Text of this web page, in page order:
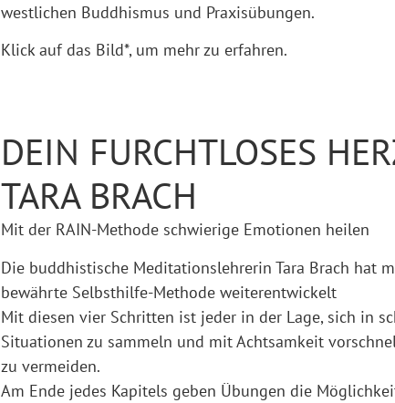
westlichen Buddhismus und Praxisübungen.
Klick auf das Bild*, um mehr zu erfahren.
DEIN FURCHTLOSES
TARA BRACH
Mit der RAIN-Methode schwierige Emotionen heilen
Die buddhistische Meditationslehrerin Tara Brach hat
bewährte Selbsthilfe-Methode weiterentwickelt
Mit diesen vier Schritten ist jeder in der Lage, sich in
Situationen zu sammeln und mit Achtsamkeit
zu vermeiden.
Am Ende jedes Kapitels geben Übungen die